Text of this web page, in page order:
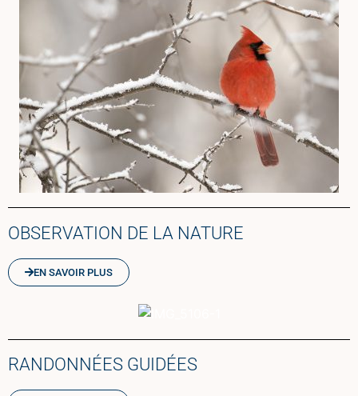
OBSERVATION DE LA NATURE
EN SAVOIR PLUS
RANDONNÉES GUIDÉES